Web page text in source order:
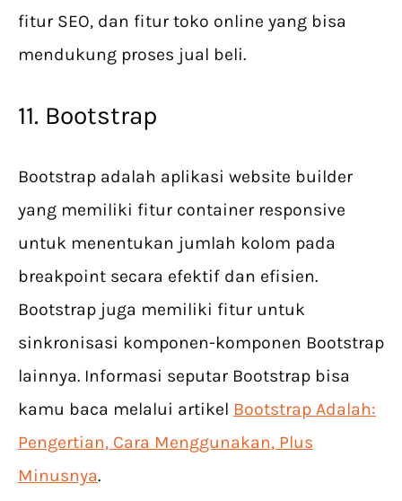
fitur SEO, dan fitur toko online yang bisa
mendukung proses jual beli.
11. Bootstrap
Bootstrap adalah aplikasi website builder
yang memiliki fitur container responsive
untuk menentukan jumlah kolom pada
breakpoint secara efektif dan efisien.
Bootstrap juga memiliki fitur untuk
sinkronisasi komponen-komponen Bootstrap
lainnya. Informasi seputar Bootstrap bisa
kamu baca melalui artikel Bootstrap Adalah:
Pengertian, Cara Menggunakan, Plus
Minusnya.